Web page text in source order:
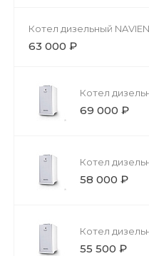
Котел дизельный NAVIEN
63 000 ₽
Котел
69 000 ₽
Котел
58 000 ₽
Котел
55 500 ₽